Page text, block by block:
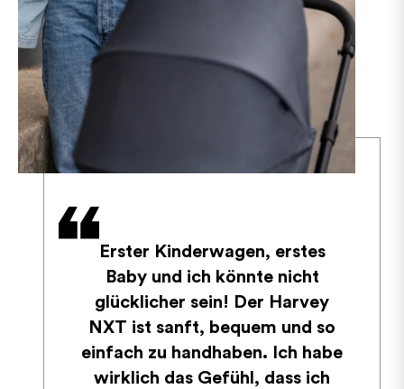
Erster Kinderwagen, erstes
Baby und ich könnte nicht
glücklicher sein! Der Harvey
NXT ist sanft, bequem und so
einfach zu handhaben. Ich habe
wirklich das Gefühl, dass ich